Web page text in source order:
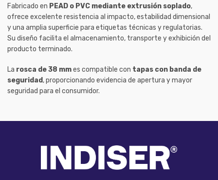
Fabricado en PEAD o PVC mediante extrusión soplado,
ofrece excelente resistencia al impacto, estabilidad dimensional
y una amplia superficie para etiquetas técnicas y regulatorias.
Su diseño facilita el almacenamiento, transporte y exhibición del
producto terminado.
La rosca de 38 mmes compatible con tapas con banda de
seguridad, proporcionando evidencia de apertura y mayor
seguridad para el consumidor.